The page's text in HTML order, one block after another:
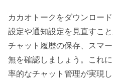
カカオトークをダウンロー
設定や通知設定を見直すこ
チャット履歴の保存、スマ
無を確認しましょう。これ
率的なチャット管理が実現し